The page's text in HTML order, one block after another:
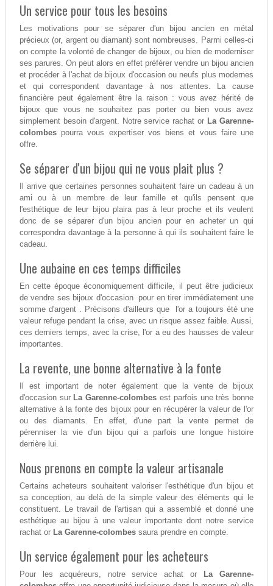
Un service pour tous les besoins
Les motivations pour se séparer d'un bijou ancien en métal
précieux (or, argent ou diamant) sont nombreuses. Parmi celles-ci
on compte la volonté de changer de bijoux, ou bien de moderniser
ses parures. On peut alors en effet préférer vendre un bijou ancien
et procéder à l'achat de bijoux d'occasion ou neufs plus modernes
et qui correspondent davantage à nos attentes. La cause
financière peut également être la raison : vous avez hérité de
bijoux que vous ne souhaitez pas porter ou bien vous avez
simplement besoin d'argent. Notre service rachat or La Garenne-
colombespourra vous expertiser vos biens et vous faire une
offre.
Se séparer d'un bijou qui ne vous plait plus ?
Il arrive que certaines personnes souhaitent faire un cadeau à un
ami ou à un membre de leur famille et qu'ils pensent que
l'esthétique de leur bijou plaira pas à leur proche et ils veulent
donc de se séparer d'un bijou ancien pour en acheter un qui
correspondra davantage à la personne à qui ils souhaitent faire le
cadeau.
Une aubaine en ces temps difficiles
En cette époque économiquement difficile, il peut être judicieux
de vendre ses bijoux d'occasion pour en tirer immédiatement une
somme d'argent . Précisons d'ailleurs que l'or a toujours été une
valeur refuge pendant la crise, avec un risque assez faible. Aussi,
ces derniers temps, avec la crise, l'or a eu des hausses de valeur
importantes.
La revente, une bonne alternative à la fonte
Il est important de noter également que la vente de bijoux
d'occasion sur La Garenne-colombes est parfois une très bonne
alternative à la fonte des bijoux pour en récupérer la valeur de l'or
ou des diamants. En effet, d'une part la vente permet de
pérenniser la vie d'un bijou qui a parfois une longue histoire
derrière lui.
Nous prenons en compte la valeur artisanale
Certains acheteurs souhaitent valoriser l'esthétique d'un bijou et
sa conception, au delà de la simple valeur des éléments qui le
constituent. Le travail de l'artisan qui a assemblé et donné une
esthétique au bijou à une valeur importante dont notre service
rachat or La Garenne-colombessaura prendre en compte.
Un service également pour les acheteurs
Pour les acquéreurs, notre service achat or La Garenne-